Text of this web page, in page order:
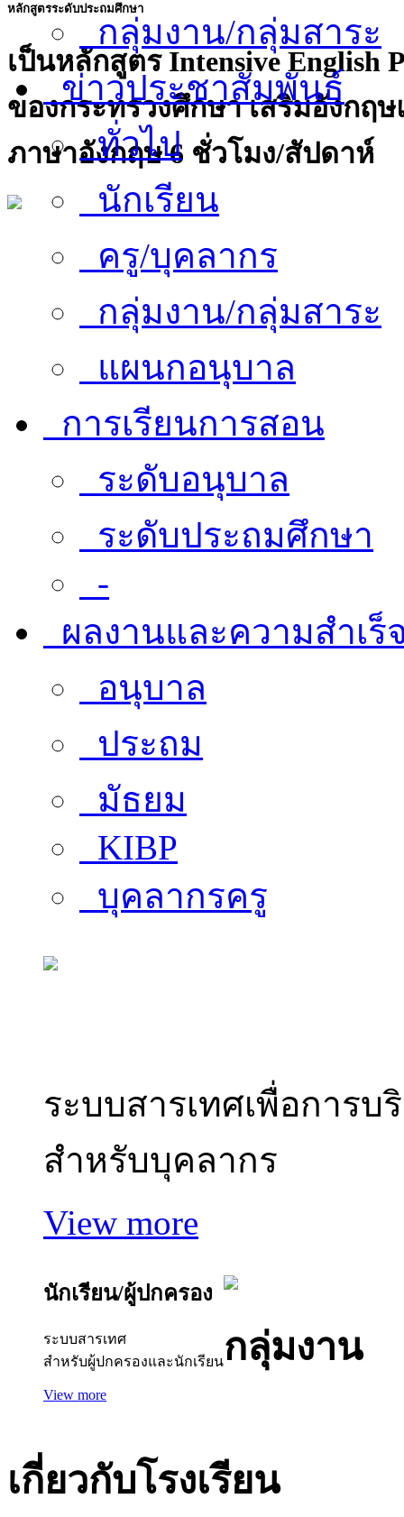
หลักสูตรระดับประถมศึกษา
เป็นหลักสูตร Intensive English
ของกระทรวงศึกษา เสริมอังกฤ
ภาษาอังกฤษ 6 ชั่วโมง/สัปดาห์
กลุ่มงาน/กลุ่มสาระ
ข่าวประชาสัมพันธ์
ทั่วไป
นักเรียน
ครู/บุคลากร
กลุ่มงาน/กลุ่มสาระ
แผนกอนุบาล
การเรียนการสอน
ระดับอนุบาล
ระดับประถมศึกษา
-
ผลงานและความสำเร็
อนุบาล
ประถม
มัธยม
KIBP
บุคลากรครู
ระบบสารเทศเพื่อการบ
สำหรับบุคลากร
View more
นักเรียน/ผู้ปกครอง
ระบบสารเทศ
สำหรับผู้ปกครองและนักเรียน
View more
กลุ่มงาน
เกี่ยวกับโรงเรียน